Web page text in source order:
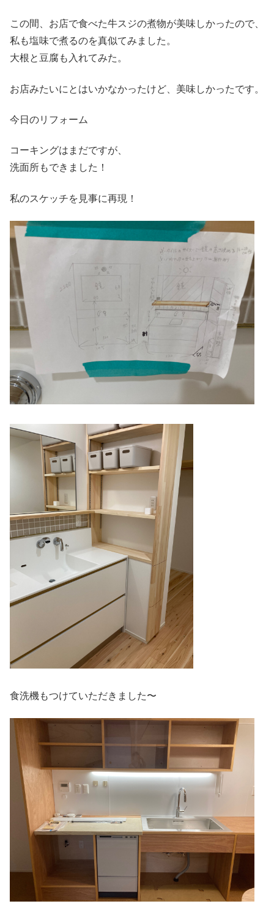
この間、お店で食べた牛スジの煮物が美味しかったので、
私も塩味で煮るのを真似てみました。
大根と豆腐も入れてみた。
お店みたいにとはいかなかったけど、美味しかったです。
今日のリフォーム
コーキングはまだですが、
洗面所もできました！
私のスケッチを見事に再現！
食洗機もつけていただきました〜